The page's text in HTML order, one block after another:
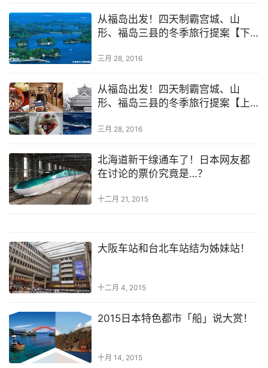
从福岛出发！四天制霸宫城、山
形、福岛三县的冬季旅行提案【下
三月 28, 2016
从福岛出发！四天制霸宫城、山
形、福岛三县的冬季旅行提案【上
三月 28, 2016
北海道新干缐通车了！日本网友都
在讨论的票价究竟是…？
十二月 21, 2015
大阪车站和台北车站结为姊妹站！
十二月 4, 2015
2015日本特色都市「船」说大赏！
十月 14, 2015